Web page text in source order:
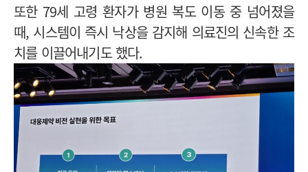
또한 79세 고령 환자가 병원 복도 이동 중 넘어졌을
때, 시스템이 즉시 낙상을 감지해 의료진의 신속한 조
치를 이끌어내기도 했다.